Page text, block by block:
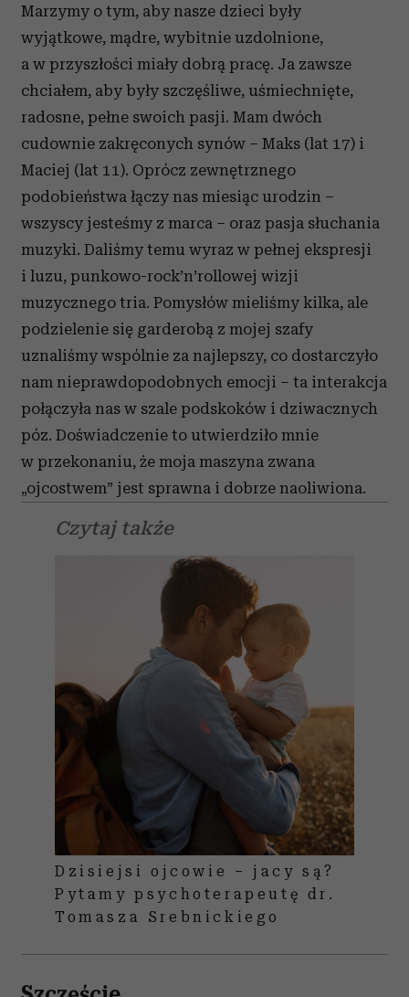
Marzymy o tym, aby nasze dzieci były
wyjątkowe, mądre, wybitnie uzdolnione,
a w przyszłości miały dobrą pracę. Ja zawsze
chciałem, aby były szczęśliwe, uśmiechnięte,
radosne, pełne swoich pasji. Mam dwóch
cudownie zakręconych synów – Maks (lat 17) i
Maciej (lat 11). Oprócz zewnętrznego
podobieństwa łączy nas miesiąc urodzin –
wszyscy jesteśmy z marca – oraz pasja słuchania
muzyki. Daliśmy temu wyraz w pełnej ekspresji
i luzu, punkowo-rock’n’rollowej wizji
muzycznego tria. Pomysłów mieliśmy kilka, ale
podzielenie się garderobą z mojej szafy
uznaliśmy wspólnie za najlepszy, co dostarczyło
nam nieprawdopodobnych emocji – ta interakcja
połączyła nas w szale podskoków i dziwacznych
póz. Doświadczenie to utwierdziło mnie
w przekonaniu, że moja maszyna zwana
„ojcostwem” jest sprawna i dobrze naoliwiona.
Czytaj także
Dzisiejsi ojcowie – jacy są?
Pytamy psychoterapeutę dr.
Tomasza Srebnickiego